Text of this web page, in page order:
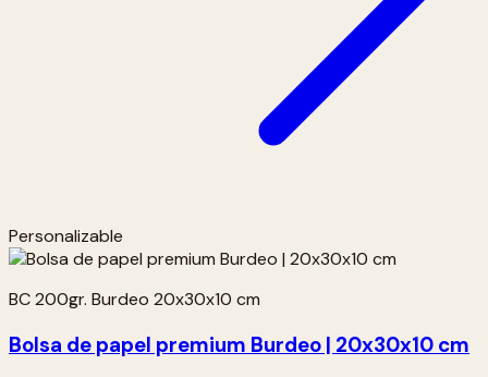
Personalizable
BC 200gr. Burdeo 20x30x10 cm
Bolsa de papel premium Burdeo | 20x30x10 cm